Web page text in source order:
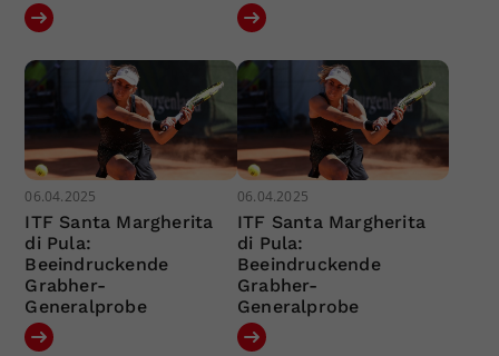
06.04.2025
ITF Santa Margherita
di Pula:
Beeindruckende
Grabher-
Generalprobe
06.04.2025
ITF Santa Margherita
di Pula:
Beeindruckende
Grabher-
Generalprobe